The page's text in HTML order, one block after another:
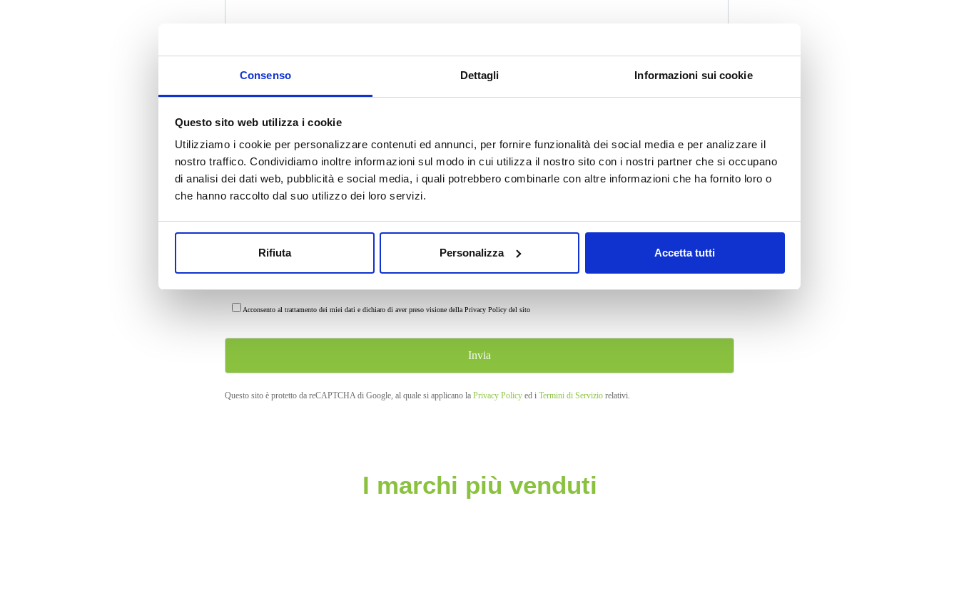
Consenso Dettagli Informazioni sui cookie
Questo sito web utilizza i cookie
Utilizziamo i cookie per personalizzare contenuti ed annunci, per fornire funzionalità dei social media e per analizzare il
nostro traffico. Condividiamo inoltre informazioni sul modo in cui utilizza il nostro sito con i nostri partner che si occupano
di analisi dei dati web, pubblicità e social media, i quali potrebbero combinarle con altre informazioni che ha fornito loro o
che hanno raccolto dal suo utilizzo dei loro servizi.
Rifiuta Personalizza Accetta tutti
Allega il libretto del veicolo:
Acconsento al trattamento dei miei dati e dichiaro di aver preso visione dellaPrivacy Policy del sito
Questo sito è protetto da reCAPTCHA di Google, al quale si applicano laPrivacy Policy ed iTermini di Servizio relativi.
I marchi più venduti